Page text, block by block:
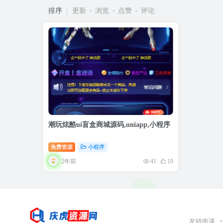
排序 更新 浏览 点赞 评论
潮玩炫酷ui盲盒商城源码,uniapp,小程序
免费资源 小程序
2年前 41 10
友链申请